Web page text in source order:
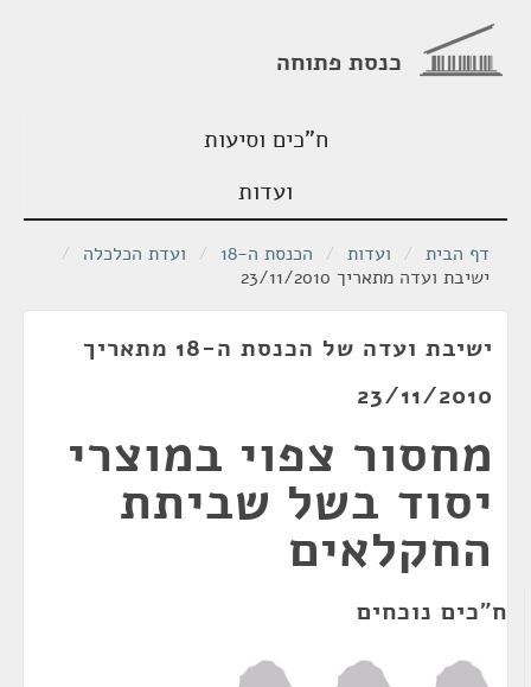
כנסת פתוחה
ח"כים וסיעות
ועדות
דף הבית / ועדות / הכנסת ה-18 / ועדת הכלכלה /
ישיבת ועדה מתאריך 23/11/2010
ישיבת ועדה של הכנסת ה-18 מתאריך
23/11/2010
מחסור צפוי במוצרי
יסוד בשל שביתת
החקלאים
ח"כים נוכחים